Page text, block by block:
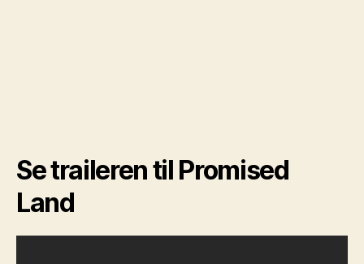
Se traileren til Promised
Land